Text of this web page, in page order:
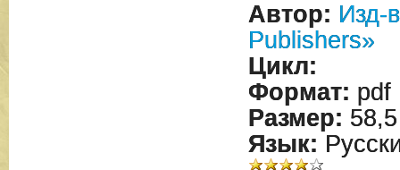
Автор: Изд-
Publishers»
Цикл:
Формат: pdf
Размер:
Язык: